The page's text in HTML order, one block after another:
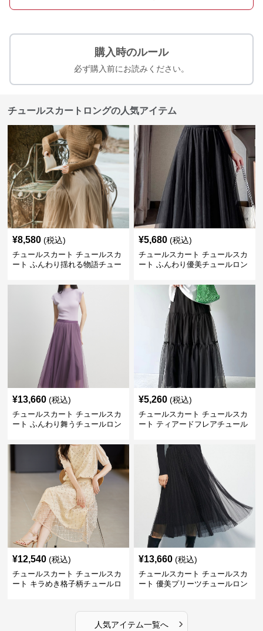
購入時のルール
必ず購入前にお読みください。
チュールスカートロングの人気アイテム
¥8,580 (税込)
チュールスカート チュールスカ
ート ふんわり揺れる物語チュー
¥5,680 (税込)
チュールスカート チュールスカ
ート ふんわり優美チュールロン
¥13,660 (税込)
チュールスカート チュールスカ
ート ふんわり舞うチュールロン
¥5,260 (税込)
チュールスカート チュールスカ
ート ティアードフレアチュール
¥12,540 (税込)
チュールスカート チュールスカ
ート キラめき格子柄チュールロ
¥13,660 (税込)
チュールスカート チュールスカ
ート 優美プリーツチュールロン
人気アイテム一覧へ ›